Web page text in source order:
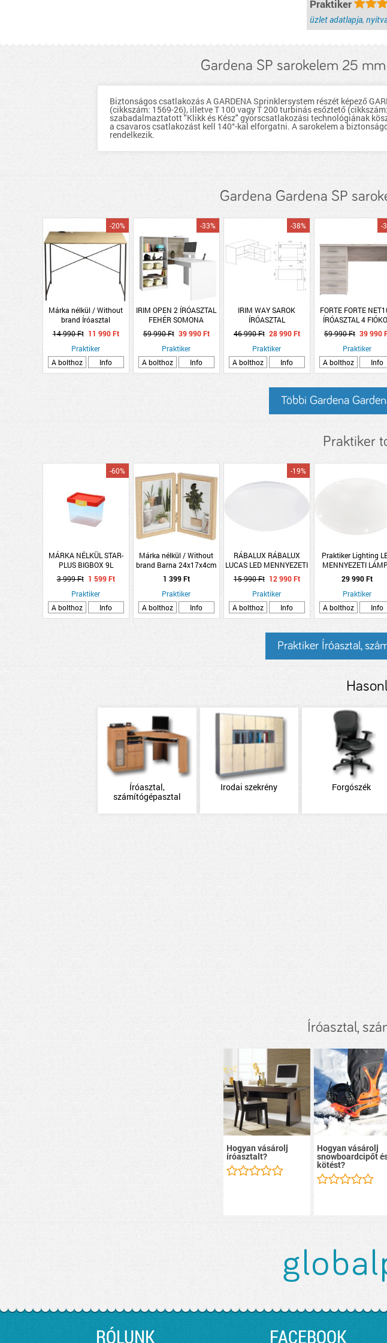
Praktiker
üzlet adatlapja,
Gardena SP sarokelem 25
Biztonságos csatlakozás A GARDENA Sprinklersystem részét képező
(cikkszám: 1569-26), illetve T 100 vagy T 200 turbinás esőztető
szabadalmaztatott "Klikk és Kész" gyorscsatlakozási technológiának
a csavaros csatlakozást kell 140°-kal elforgatni. A sarokelem a
rendelkezik.
Gardena Gardena SP
Márka nélkül / Without
brand Íróasztal
74x100x60cm MDF
asztallappal fekete fém
lábakkal
-20%
14 990 Ft 11 990 Ft
Praktiker
A bolthoz
Info
IRIM OPEN 2 ÍRÓASZTAL
FEHÉR SOMONA
-33%
59 990 Ft 39 990 Ft
Praktiker
A bolthoz
Info
IRIM WAY SAROK
ÍRÓASZTAL
112X77X50CM/100X29X60CM
-38%
46 990 Ft 28 990 Ft
Praktiker
A bolthoz
Info
FORTE FORTE
ÍRÓASZTAL 4
110X76,5X60CM
TÖLGY
-
59 990 Ft 39 990
Praktiker
A bolthoz
Info
Többi Gardena
Praktiker
MÁRKA NÉLKÜL STAR-
PLUS BIGBOX 9L
MŰANYAG TÁROLÓ
DOBOZ
-60%
3 999 Ft 1 599 Ft
Praktiker
A bolthoz
Info
Márka nélkül / Without
brand Barna 24x17x4cm
fa dupla képkeret
1 399 Ft
Praktiker
A bolthoz
Info
RÁBALUX RÁBALUX
LUCAS LED MENNYEZETI
LÁMPA 24W 1750LM
4000K IP44
MOZGÁSÉRZÉKELŐS
38CM FEHÉR
-19%
15 990 Ft 12 990 Ft
Praktiker
A bolthoz
Info
Praktiker Lighting
MENNYEZETI
MAX.80W, D:76CM
KRISTÁLY EFFEKT,
9700LM, 3000-6500K
29 990 Ft
Praktiker
A bolthoz
Info
Praktiker Íróasztal,
Íróasztal,
számítógépasztal
Irodai szekrény Forgószék
Íróasztal,
Hogyan vásárolj
íróasztalt?
Hogyan vásárolj
snowboardcipőt
kötést?
RÓLUNK FACEBOOK